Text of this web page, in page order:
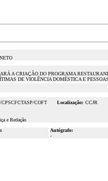
A CRIAÇÃO DO PROGRAMA
DE VIOLÊNCIA DOMÉSTICA E
COFT Localização: CCJR
e Redação
Autógrafo:
-